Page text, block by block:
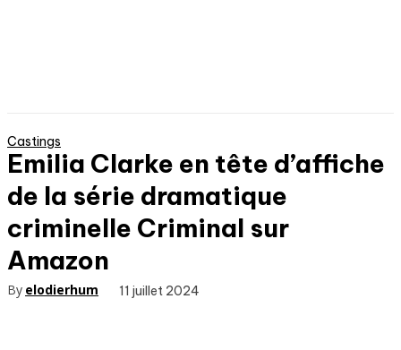
Castings
Emilia Clarke en tête d’affiche
de la série dramatique
criminelle Criminal sur
Amazon
By elodierhum 11 juillet 2024